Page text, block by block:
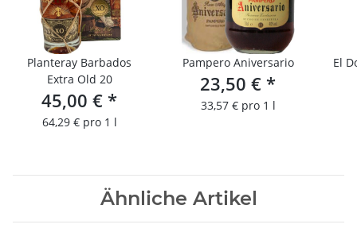
Planteray Barbados
Extra Old 20
45,00 € *
64,29 € pro 1 l
Pampero Aniversario
23,50 € *
33,57 € pro 1 l
El
Ähnliche Artikel